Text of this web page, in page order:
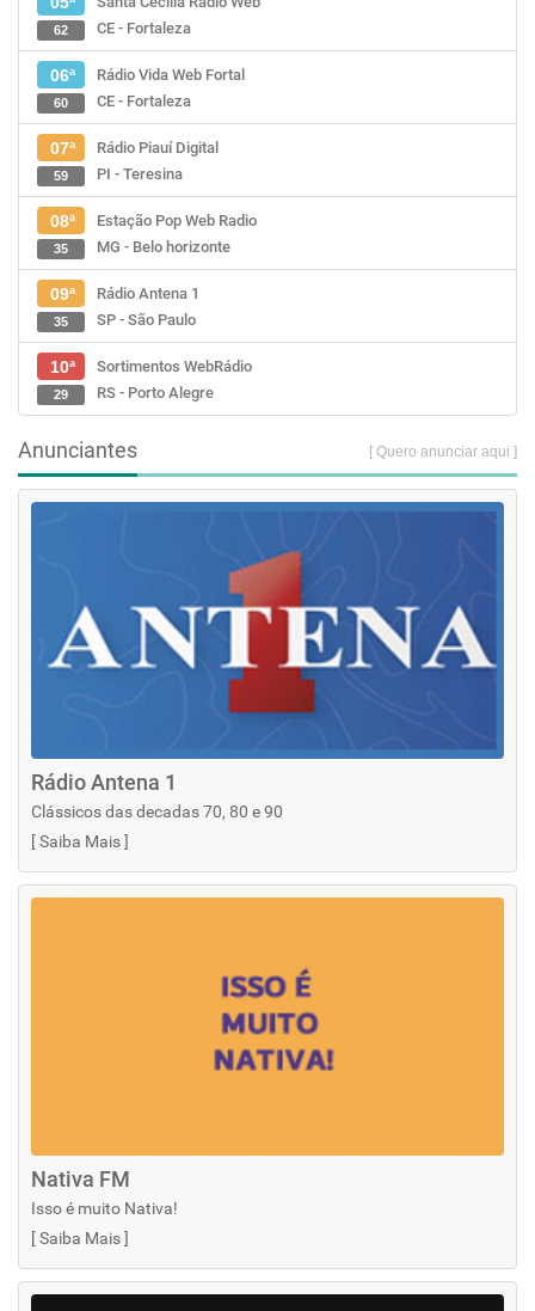
CE - Fortaleza
62
06ª
Rádio Vida Web Fortal
CE - Fortaleza
60
07ª
Rádio Piauí Digital
PI - Teresina
59
08ª
Estação Pop Web Radio
MG - Belo horizonte
35
09ª
Rádio Antena 1
SP - São Paulo
35
10ª
Sortimentos WebRádio
RS - Porto Alegre
29
Anunciantes [ Quero anunciar aqui ]
Rádio Antena 1
Clássicos das decadas 70, 80 e 90
[Saiba Mais]
Nativa FM
Isso é muito Nativa!
[Saiba Mais]